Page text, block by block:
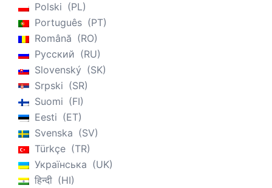
Polski
PL
Português
PT
Română
RO
Русский
RU
Slovenský
SK
Srpski
SR
Suomi
FI
Eesti
ET
Svenska
SV
Türkçe
TR
Українська
UK
हिन्दी
HI